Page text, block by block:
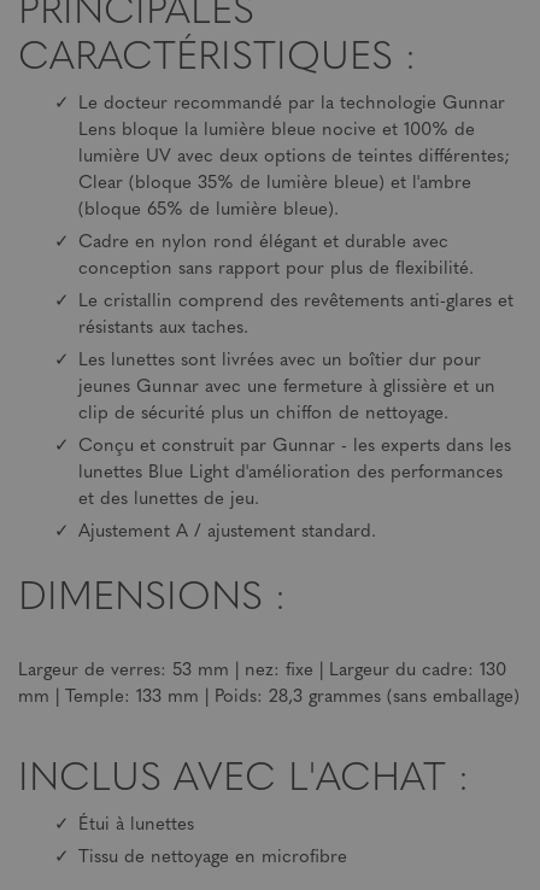
PRINCIPALES
CARACTÉRISTIQUES :
Le docteur recommandé par la technologie Gunnar
Lens bloque la lumière bleue nocive et 100% de
lumière UV avec deux options de teintes différentes;
Clear (bloque 35% de lumière bleue) et l'ambre
(bloque 65% de lumière bleue).
Cadre en nylon rond élégant et durable avec
conception sans rapport pour plus de flexibilité.
Le cristallin comprend des revêtements anti-glares et
résistants aux taches.
Les lunettes sont livrées avec un boîtier dur pour
jeunes Gunnar avec une fermeture à glissière et un
clip de sécurité plus un chiffon de nettoyage.
Conçu et construit par Gunnar - les experts dans les
lunettes Blue Light d'amélioration des performances
et des lunettes de jeu.
Ajustement A / ajustement standard.
DIMENSIONS :
Largeur de verres: 53 mm | nez: fixe | Largeur du cadre: 130
mm | Temple: 133 mm | Poids: 28,3 grammes (sans emballage)
INCLUS AVEC L'ACHAT :
Étui à lunettes
Tissu de nettoyage en microfibre